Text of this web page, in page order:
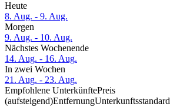
Heute
8. Aug. - 9. Aug.
Morgen
9. Aug. - 10. Aug.
Nächstes Wochenende
14. Aug. - 16. Aug.
In zwei Wochen
21. Aug. - 23. Aug.
Empfohlene UnterkünftePreis
(aufsteigend)EntfernungUnterkunftsstandard